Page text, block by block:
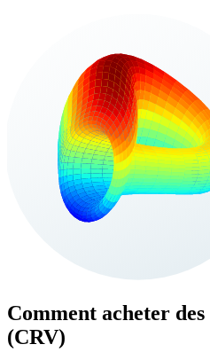
Comment acheter des
(CRV)